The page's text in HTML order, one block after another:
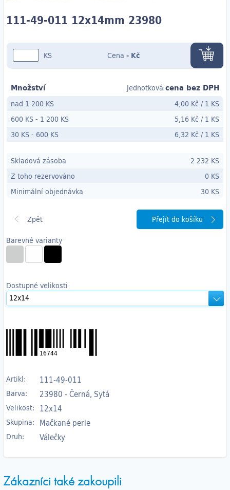
111-49-011 12x14mm 23980
Barevné varianty
Dostupné velikosti
16744
Artikl: 111-49-011
Barva: 23980 - Černá, Sytá
Velikost: 12x14
Skupina: Mačkané perle
Druh: Válečky
KS Cena - Kč
Množství Jednotková cena bez DPH
nad 1 200 KS 4,00 Kč / 1 KS
600 KS- 1 200 KS 5,16 Kč / 1 KS
30 KS- 600 KS 6,32 Kč / 1 KS
Skladová zásoba
2 232 KS
Z toho rezervováno
0 KS
Minimální objednávka
30 KS
Přejít do košíku
Zákazníci také zakoupili